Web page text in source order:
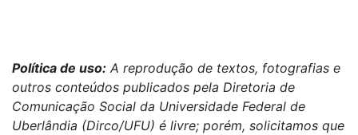
Política de uso: A reprodução de textos, fotografias e
outros conteúdos publicados pela Diretoria de
Comunicação Social da Universidade Federal de
Uberlândia (Dirco/UFU) é livre; porém, solicitamos que